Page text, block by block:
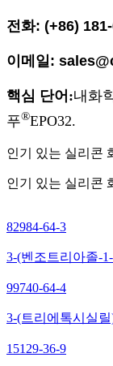
전화: (+86)
이메일:
핵심 단어:내화
푸®EPO32.
인기 있는 실리콘
인기 있는 실리콘
82984-64-3
3-(벤조트리아졸-
99740-64-4
3-(트리에톡시실
15129-36-9